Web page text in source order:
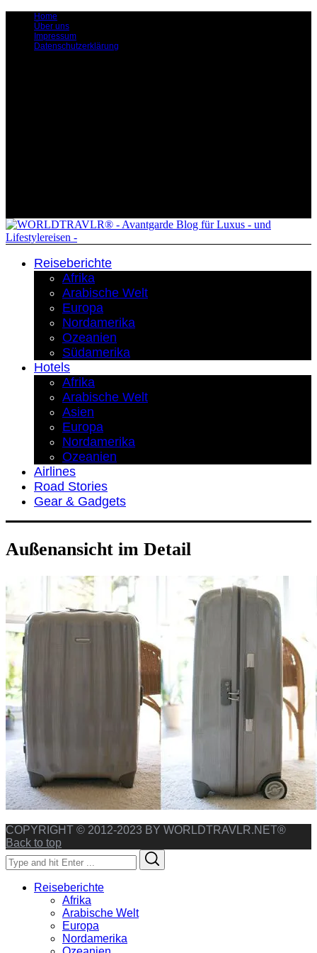
Home
Über uns
Impressum
Datenschutzerklärung
Reiseberichte
Afrika
Arabische Welt
Europa
Nordamerika
Ozeanien
Südamerika
Hotels
Afrika
Arabische Welt
Asien
Europa
Nordamerika
Ozeanien
Airlines
Road Stories
Gear & Gadgets
Außenansicht im Detail
COPYRIGHT © 2012-2023 BY WORLDTRAVLR.NET®
Back to top
Search
for:
Reiseberichte
Afrika
Arabische Welt
Europa
Nordamerika